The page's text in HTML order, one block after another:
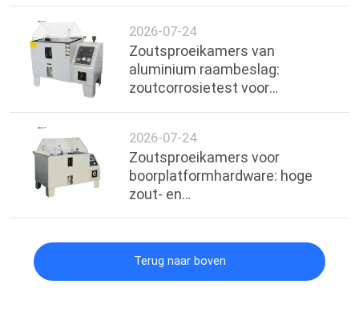
2026-07-24
Zoutsproeikamers van
aluminium raambeslag:
zoutcorrosietest voor
2026-07-24
Zoutsproeikamers voor
boorplatformhardware: hoge
zout- en
Terug naar boven